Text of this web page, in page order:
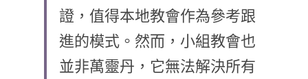
解惑之窗
母語葡萄園
神學淺說
證，值得本地教會作為參考跟
進的模式。然而，小組教會也
並非萬靈丹，它無法解決所有